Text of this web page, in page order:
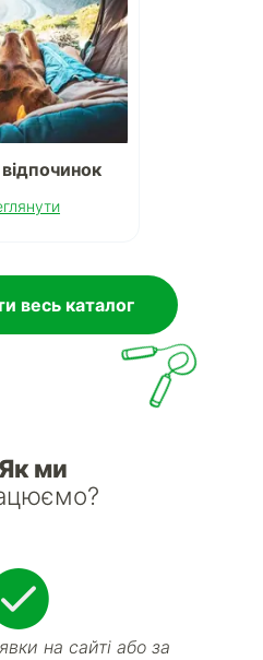
весь каталог
Як ми
на сайті або за